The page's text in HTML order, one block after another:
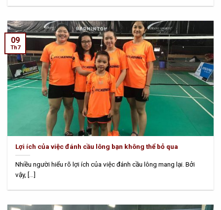
Lợi ích của việc đánh cầu lông bạn không thể bỏ qua
Nhiều người hiểu rõ lợi ích của việc đánh cầu lông mang lại. Bởi
vậy, [...]
09
Th7